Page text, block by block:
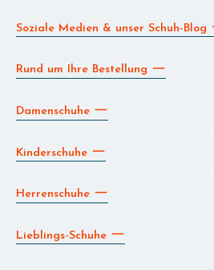
Soziale Medien & unser Schuh-Blog
Rund um Ihre Bestellung
Damenschuhe
Kinderschuhe
Herrenschuhe
Lieblings-Schuhe